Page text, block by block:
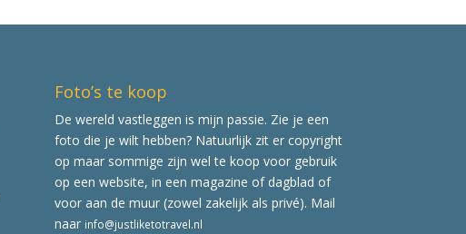
Foto’s te koop
De wereld vastleggen is mijn passie. Zie je een
foto die je wilt hebben? Natuurlijk zit er copyright
op maar sommige zijn wel te koop voor gebruik
op een website, in een magazine of dagblad of
voor aan de muur (zowel zakelijk als privé). Mail
naar info@justliketotravel.nl